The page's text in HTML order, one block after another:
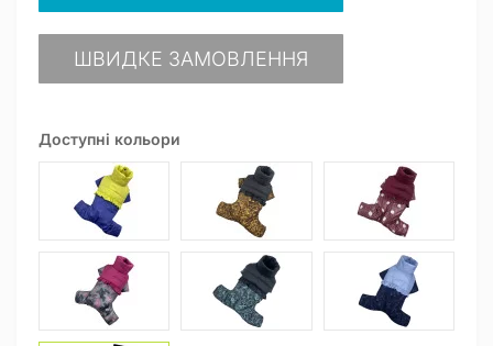
Доступні кольори
ШВИДКЕ ЗАМОВЛЕННЯ